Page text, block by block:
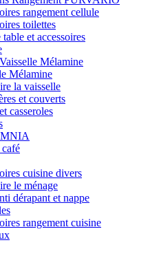
rangement cellule
toilettes
table et accessoires
Mélamine
Mélamine
la vaisselle
et couverts
casseroles
cuisine divers
le ménage
dérapant et nappe
rangement cuisine